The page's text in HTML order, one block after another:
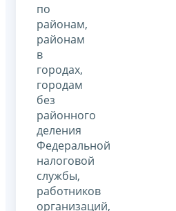
по
районам,
районам
в
городах,
городам
без
районного
деления
Федеральной
налоговой
службы,
работников
организаций,